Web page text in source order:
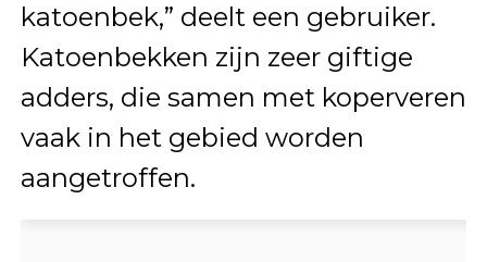
katoenbek,” deelt een gebruiker.
Katoenbekken zijn zeer giftige
adders, die samen met koperveren
vaak in het gebied worden
aangetroffen.